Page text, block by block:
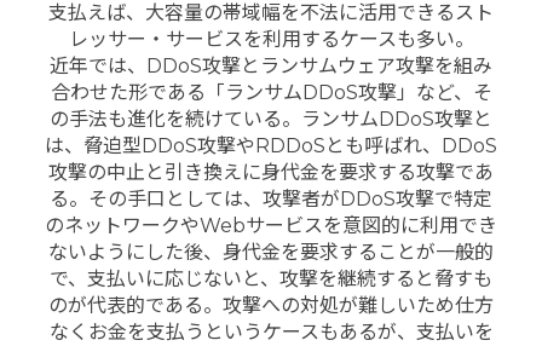
支払えば、大容量の帯域幅を不法に活用できるスト
レッサー・サービスを利用するケースも多い。
近年では、DDoS攻撃とランサムウェア攻撃を組み
合わせた形である「ランサムDDoS攻撃」など、そ
の手法も進化を続けている。ランサムDDoS攻撃と
は、脅迫型DDoS攻撃やRDDoSとも呼ばれ、DDoS
攻撃の中止と引き換えに身代金を要求する攻撃であ
る。その手口としては、攻撃者がDDoS攻撃で特定
のネットワークやWebサービスを意図的に利用でき
ないようにした後、身代金を要求することが一般的
で、支払いに応じないと、攻撃を継続すると脅すも
のが代表的である。攻撃への対処が難しいため仕方
なくお金を支払うというケースもあるが、支払いを